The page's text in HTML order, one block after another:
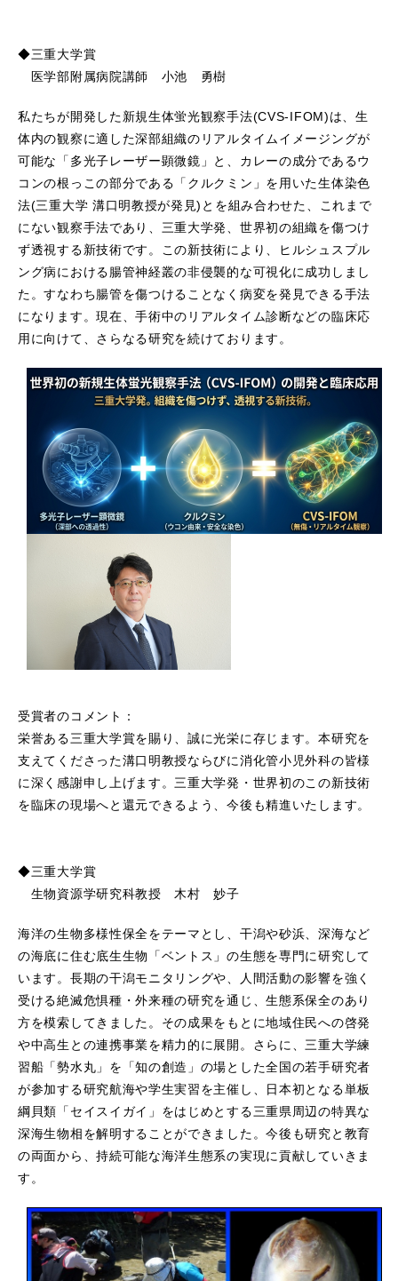
◆三重大学賞
医学部附属病院講師 小池 勇樹
私たちが開発した新規生体蛍光観察手法(CVS-IFOM)は、生
体内の観察に適した深部組織のリアルタイムイメージングが
可能な「多光子レーザー顕微鏡」と、カレーの成分であるウ
コンの根っこの部分である「クルクミン」を用いた生体染色
法(三重大学 溝口明教授が発見)とを組み合わせた、これまで
にない観察手法であり、三重大学発、世界初の組織を傷つけ
ず透視する新技術です。この新技術により、ヒルシュスプル
ング病における腸管神経叢の非侵襲的な可視化に成功しまし
た。すなわち腸管を傷つけることなく病変を発見できる手法
になります。現在、手術中のリアルタイム診断などの臨床応
用に向けて、さらなる研究を続けております。
受賞者のコメント：
栄誉ある三重大学賞を賜り、誠に光栄に存じます。本研究を
支えてくださった溝口明教授ならびに消化管小児外科の皆様
に深く感謝申し上げます。三重大学発・世界初のこの新技術
を臨床の現場へと還元できるよう、今後も精進いたします。
◆三重大学賞
生物資源学研究科教授 木村 妙子
海洋の生物多様性保全をテーマとし、干潟や砂浜、深海など
の海底に住む底生生物「ベントス」の生態を専門に研究して
います。長期の干潟モニタリングや、人間活動の影響を強く
受ける絶滅危惧種・外来種の研究を通じ、生態系保全のあり
方を模索してきました。その成果をもとに地域住民への啓発
や中高生との連携事業を精力的に展開。さらに、三重大学練
習船「勢水丸」を「知の創造」の場とした全国の若手研究者
が参加する研究航海や学生実習を主催し、日本初となる単板
綱貝類「セイスイガイ」をはじめとする三重県周辺の特異な
深海生物相を解明することができました。今後も研究と教育
の両面から、持続可能な海洋生態系の実現に貢献していきま
す。